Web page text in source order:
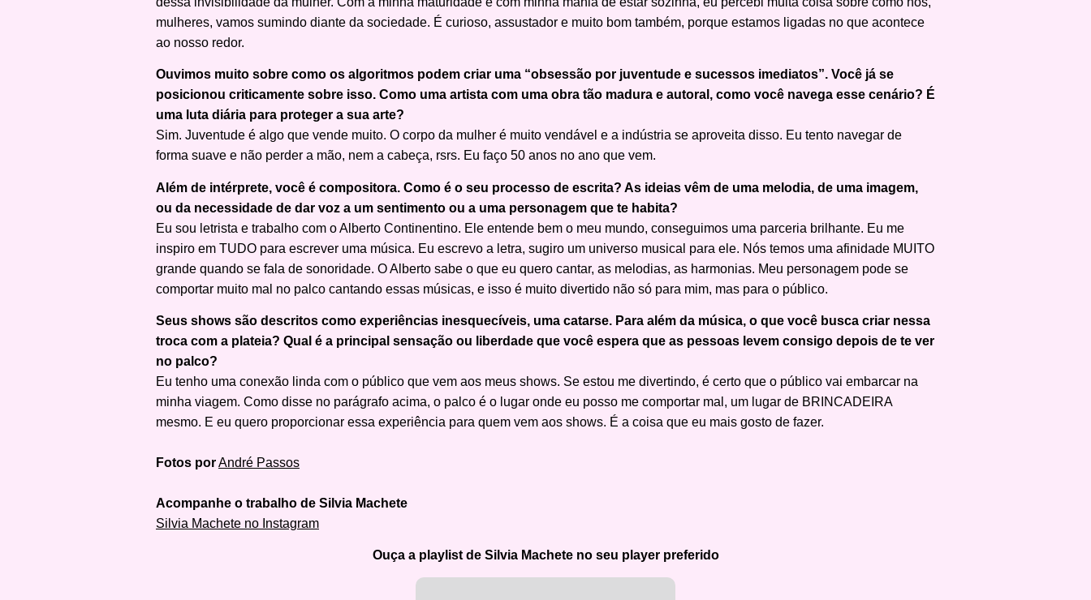
mulheres, vamos sumindo diante da sociedade. É curioso, assustador e muito bom também, porque estamos ligadas no que acontece
ao nosso redor.
Ouvimos muito sobre como os algoritmos podem criar uma “obsessão por juventude e sucessos imediatos”. Você já se
posicionou criticamente sobre isso. Como uma artista com uma obra tão madura e autoral, como você navega esse cenário? É
uma luta diária para proteger a sua arte?
Sim. Juventude é algo que vende muito. O corpo da mulher é muito vendável e a indústria se aproveita disso. Eu tento navegar de
forma suave e não perder a mão, nem a cabeça, rsrs. Eu faço 50 anos no ano que vem.
Além de intérprete, você é compositora. Como é o seu processo de escrita? As ideias vêm de uma melodia, de uma imagem,
ou da necessidade de dar voz a um sentimento ou a uma personagem que te habita?
Eu sou letrista e trabalho com o Alberto Continentino. Ele entende bem o meu mundo, conseguimos uma parceria brilhante. Eu me
inspiro em TUDO para escrever uma música. Eu escrevo a letra, sugiro um universo musical para ele. Nós temos uma afinidade MUITO
grande quando se fala de sonoridade. O Alberto sabe o que eu quero cantar, as melodias, as harmonias. Meu personagem pode se
comportar muito mal no palco cantando essas músicas, e isso é muito divertido não só para mim, mas para o público.
Seus shows são descritos como experiências inesquecíveis, uma catarse. Para além da música, o que você busca criar nessa
troca com a plateia? Qual é a principal sensação ou liberdade que você espera que as pessoas levem consigo depois de te ver
no palco?
Eu tenho uma conexão linda com o público que vem aos meus shows. Se estou me divertindo, é certo que o público vai embarcar na
minha viagem. Como disse no parágrafo acima, o palco é o lugar onde eu posso me comportar mal, um lugar de BRINCADEIRA
mesmo. E eu quero proporcionar essa experiência para quem vem aos shows. É a coisa que eu mais gosto de fazer.
Fotos porAndré Passos
Acompanhe o trabalho de Silvia Machete
Silvia Machete no Instagram
Ouça a playlist de Silvia Machete no seu player preferido